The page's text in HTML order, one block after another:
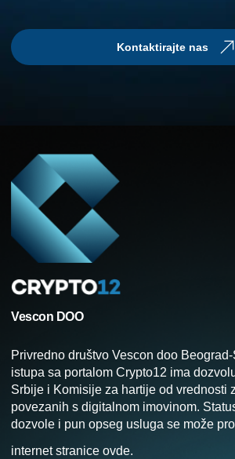
Kontaktirajte nas
Vescon DOO
Privredno društvo Vescon doo
istupa sa portalom Crypto12 ima
Srbije i Komisije za hartije od vrednosti
povezanih s digitalnom imovinom.
dozvole i pun opseg usluga se može
internet stranice ovde.